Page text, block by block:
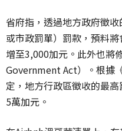
省府指，透過地方政府徵
或市政罰單）罰款，預料
增至3,000加元。此外也將
Government Act）。根據
定，地方行政區徵收的最
5萬加元。